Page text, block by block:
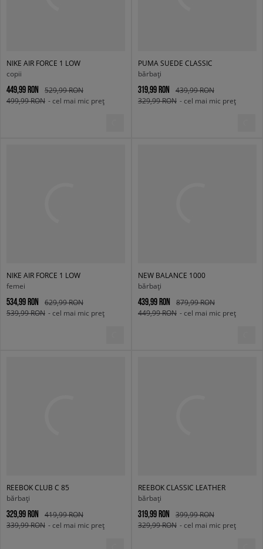
NIKE AIR FORCE 1 LOW
copii
449,99 RON
529,99 RON
499,99 RON - cel mai mic preț
PUMA SUEDE CLASSIC
bărbați
319,99 RON
439,99 RON
329,99 RON - cel mai mic preț
NIKE AIR FORCE 1 LOW
femei
534,99 RON
629,99 RON
539,99 RON - cel mai mic preț
NEW BALANCE 1000
bărbați
439,99 RON
879,99 RON
449,99 RON - cel mai mic preț
REEBOK CLUB C 85
bărbați
329,99 RON
419,99 RON
339,99 RON - cel mai mic preț
REEBOK CLASSIC LEATHER
bărbați
319,99 RON
399,99 RON
329,99 RON - cel mai mic preț